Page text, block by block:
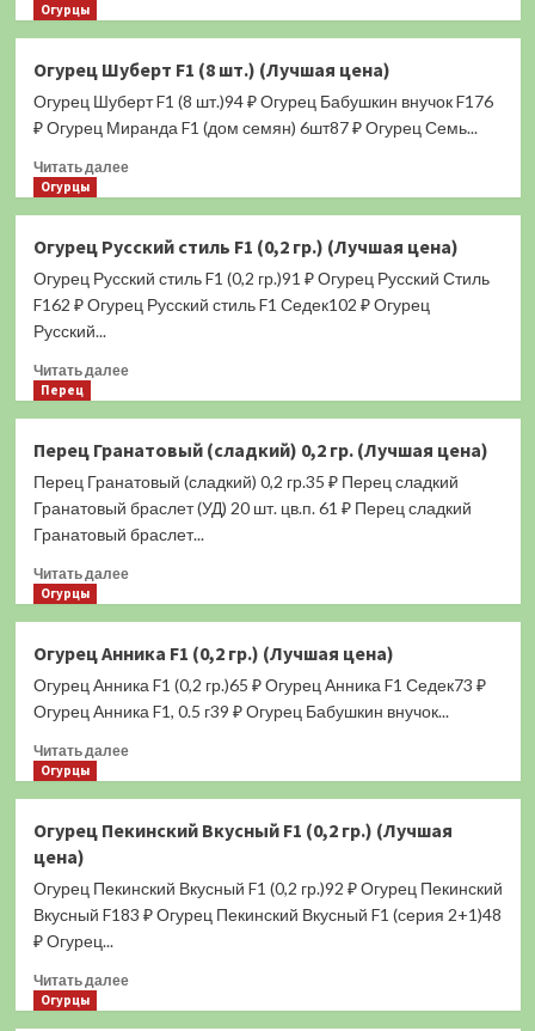
Аллегри
F1
(8
(Лучшая
Огурцы
Огурец Шуберт F1 (8 шт.) (Лучшая цена)
Огурец Шуберт F1 (8 шт.)94 ₽ Огурец Бабушкин внучок F176
₽ Огурец Миранда F1 (дом семян) 6шт87 ₽ Огурец Семь...
Читать далееПрочитать
Шуберт
F1
(8
цена)
Огурцы
Огурец Русский стиль F1 (0,2 гр.) (Лучшая цена)
Огурец Русский стиль F1 (0,2 гр.)91 ₽ Огурец Русский Стиль
F162 ₽ Огурец Русский стиль F1 Седек102 ₽ Огурец
Русский...
Читать далееПрочитать
Русский
стиль
F1
(0,2
гр.)
(Лучшая
Перец
Перец Гранатовый (сладкий) 0,2 гр. (Лучшая цена)
Перец Гранатовый (сладкий) 0,2 гр.35 ₽ Перец сладкий
Гранатовый браслет (УД) 20 шт. цв.п. 61 ₽ Перец сладкий
Гранатовый браслет...
Читать далееПрочитать
Гранатовый
(сладкий)
0,2
(Лучшая
Огурцы
Огурец Анника F1 (0,2 гр.) (Лучшая цена)
Огурец Анника F1 (0,2 гр.)65 ₽ Огурец Анника F1 Седек73 ₽
Огурец Анника F1, 0.5 г39 ₽ Огурец Бабушкин внучок...
Читать далееПрочитать
Анника
(0,2
гр.)
(Лучшая
Огурцы
Огурец Пекинский Вкусный F1 (0,2 гр.) (Лучшая
цена)
Огурец Пекинский Вкусный F1 (0,2 гр.)92 ₽ Огурец Пекинский
Вкусный F183 ₽ Огурец Пекинский Вкусный F1 (серия 2+1)48
₽ Огурец...
Читать далееПрочитать
Огурцы